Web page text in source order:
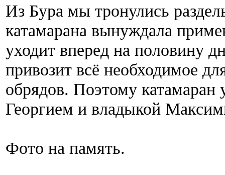
Из Бура мы тронулись
катамарана вынуждала
уходит вперед на половину
привозит всё необходимое
обрядов. Поэтому
Георгием и владыкой
Фото на память.